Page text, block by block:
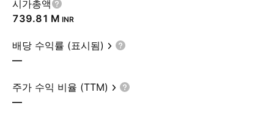
시가총액
‪739.81 M‬ INR
배당 수익률 (표시됨)
—
주가 수익 비율 (TTM)
—